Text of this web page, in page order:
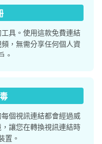
具。使用這款免費連結
，無需分享任何個人資
。
個視訊連結都會經過威
讓您在轉換視訊連結時
置。